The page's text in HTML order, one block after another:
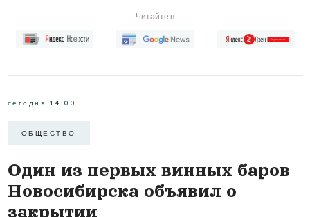
Читайте в
сегодня 14:00
ОБЩЕСТВО
Один из первых винных баров
Новосибирска объявил о
закрытии